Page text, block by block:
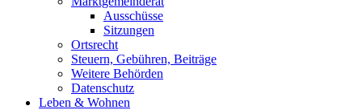
Ausschüsse
Sitzungen
Ortsrecht
Steuern, Gebühren, Beiträge
Weitere Behörden
Datenschutz
Leben & Wohnen